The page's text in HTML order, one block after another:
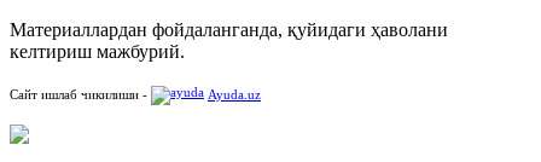
Материаллардан фойдаланганда, қуйидаги ҳаволани
келтириш мажбурий.
Сайт ишлаб чикилиши - Ayuda.uz